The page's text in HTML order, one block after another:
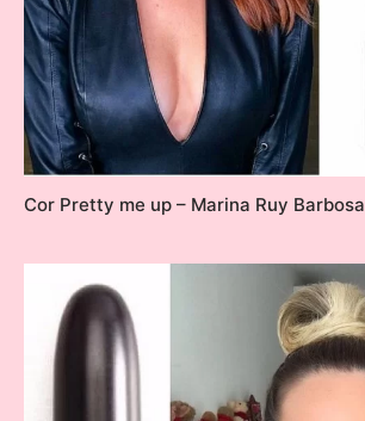
Cor Pretty me up – Marina Ruy Barbosa